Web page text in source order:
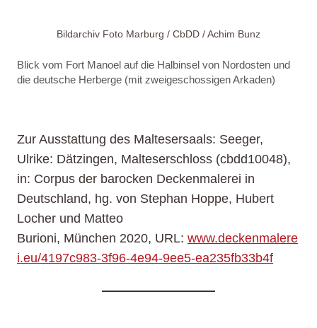
Bildarchiv Foto Marburg / CbDD / Achim Bunz
Blick vom Fort Manoel auf die Halbinsel von Nordosten und
die deutsche Herberge (mit zweigeschossigen Arkaden)
Zur Ausstattung des Maltesersaals: Seeger,
Ulrike: Dätzingen, Malteserschloss (cbdd10048),
in: Corpus der barocken Deckenmalerei in
Deutschland, hg. von Stephan Hoppe, Hubert
Locher und Matteo
Burioni, München 2020, URL: www.deckenmalere
i.eu/4197c983-3f96-4e94-9ee5-ea235fb33b4f